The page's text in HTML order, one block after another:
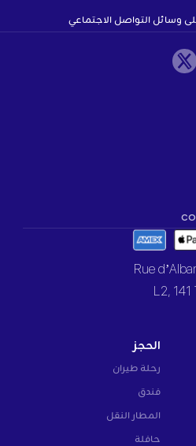
وسائل التواصل الاجتماعي
الحجز
رحلة طيران
فندق
المطار النقل
حافلة